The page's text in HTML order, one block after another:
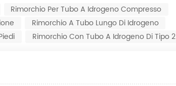
Rimorchio Per Tubo A Idrogeno Compresso
Rimorchio A Tubo Lungo Di Idrogeno
Rimorchio Con Tubo A Idrogeno Di Tipo 2